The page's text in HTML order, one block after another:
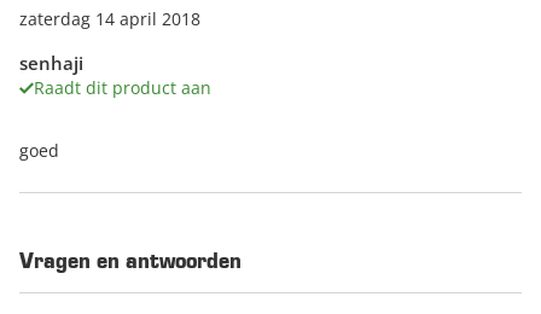
senhaji
Raadt dit product aan
zaterdag 14 april 2018
goed
Vragen en antwoorden